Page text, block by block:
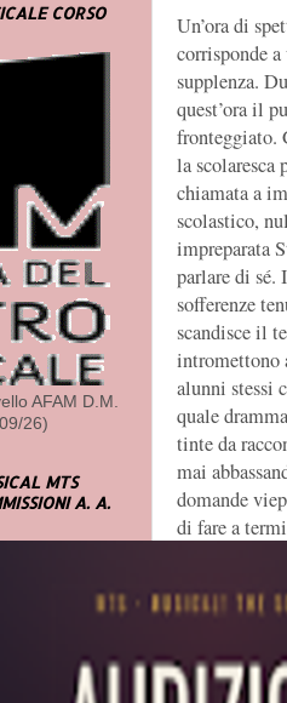
Un’ora di
corrisponde a
supplenza.
quest’ora il
fronteggiato.
la scolaresca
chiamata a
scolastico,
impreparata
parlare di sé.
sofferenze
scandisce il
intromettono
alunni stessi
quale
tinte da
mai
domande
di fare a
PIU’
regia:
scene:
CORSO
AFAM D.M.
26)
MTS
A. A.